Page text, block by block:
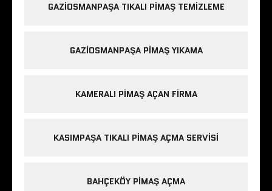
GAZIOSMANPAŞA TIKALI PIMAŞ TEMIZLEME
GAZIOSMANPAŞA PIMAŞ YIKAMA
KAMERALI PIMAŞ AÇAN FIRMA
KASIMPAŞA TIKALI PIMAŞ AÇMA SERVISI
BAHÇEKÖY PIMAŞ AÇMA